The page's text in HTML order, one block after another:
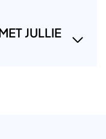
JULLIE